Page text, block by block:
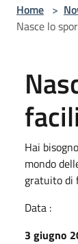
Home >
Nasce lo
Hai
mondo
gratuito di
Data :
3 giugno